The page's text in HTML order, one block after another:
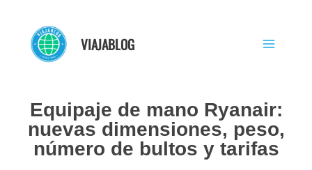
contenido
VIAJABLOG
Equipaje de mano Ryanair:
nuevas dimensiones, peso,
número de bultos y tarifas